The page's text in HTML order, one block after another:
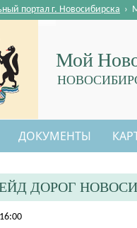
Мой
портал г. Новосибирска ›
ДОКУМЕНТЫ
ДОРОГ